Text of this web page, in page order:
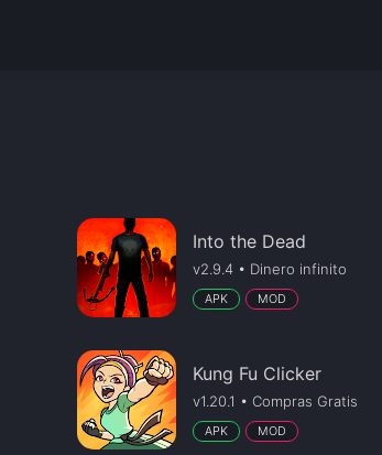
Into the Dead
v2.9.4 • Dinero infinito
APK MOD
Kung Fu Clicker
v1.20.1 • Compras Gratis
APK MOD